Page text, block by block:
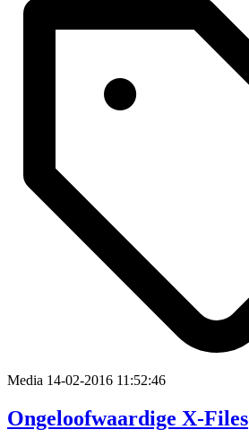
Media 14-02-2016 11:52:46
Ongeloofwaardige X-Files